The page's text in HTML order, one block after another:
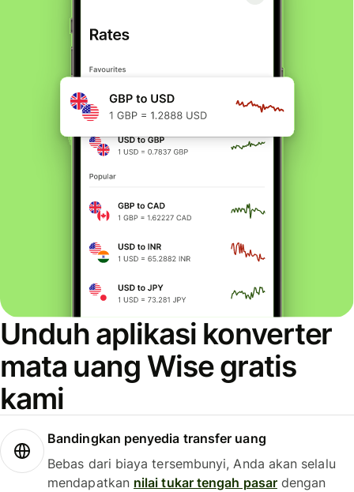
Unduh aplikasi konverter
mata uang Wise gratis
kami
Bandingkan penyedia transfer uang
Bebas dari biaya tersembunyi, Anda akan selalu
mendapatkan nilai tukar tengah pasardengan